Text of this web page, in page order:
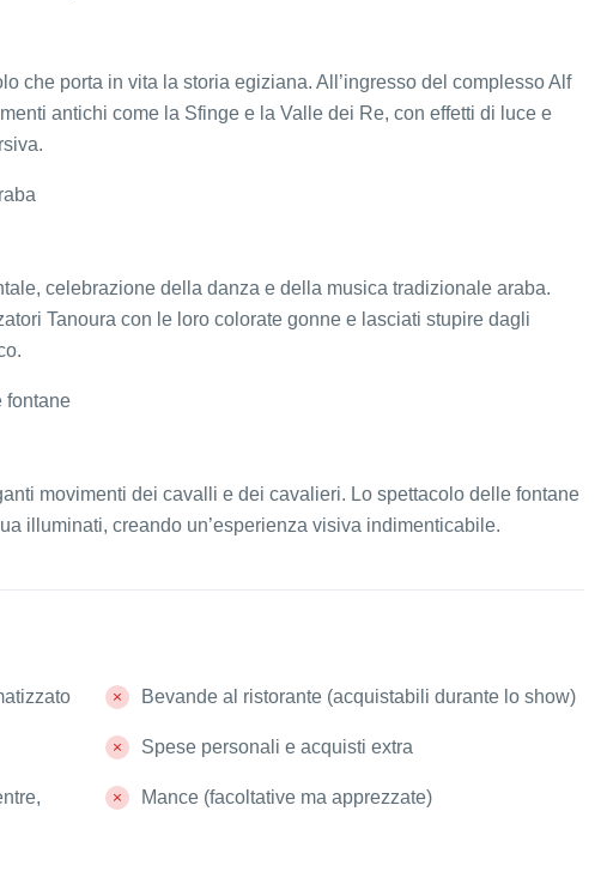
che porta in vita la storia egiziana. All’ingresso del complesso Alf
antichi come la Sfinge e la Valle dei Re, con effetti di luce e
celebrazione della danza e della musica tradizionale araba.
Tanoura con le loro colorate gonne e lasciati stupire dagli
fontane
movimenti dei cavalli e dei cavalieri. Lo spettacolo delle fontane
illuminati, creando un’esperienza visiva indimenticabile.
Bevande al ristorante (acquistabili durante lo show)
Spese personali e acquisti extra
Mance (facoltative ma apprezzate)